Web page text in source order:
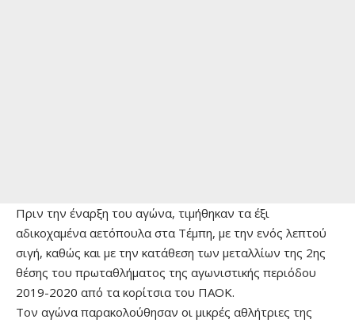
Πριν την έναρξη του αγώνα, τιμήθηκαν τα έξι
αδικοχαμένα αετόπουλα στα Τέμπη, με την ενός λεπτού
σιγή, καθώς και με την κατάθεση των μεταλλίων της 2ης
θέσης του πρωταθλήματος της αγωνιστικής περιόδου
2019-2020 από τα κορίτσια του ΠΑΟΚ.
Τον αγώνα παρακολούθησαν οι μικρές αθλήτριες της